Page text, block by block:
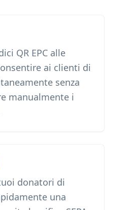
QR EPC alle
ai clienti di
senza
manualmente i
donatori di
una